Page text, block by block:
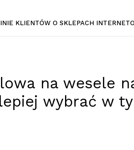
KLIENTÓW O SKLEPACH
na wesele
wybrać w